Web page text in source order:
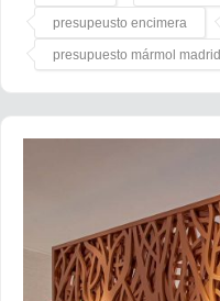
presupeusto encimera
presupuesto mármol madrid